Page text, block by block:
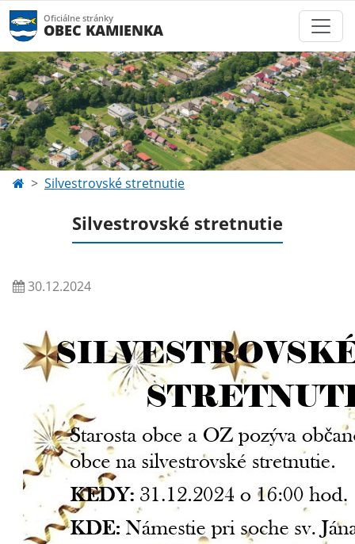
Oficiálne stránky
OBEC KAMIENKA
Silvestrovské stretnutie
Silvestrovské stretnutie
30.12.2024